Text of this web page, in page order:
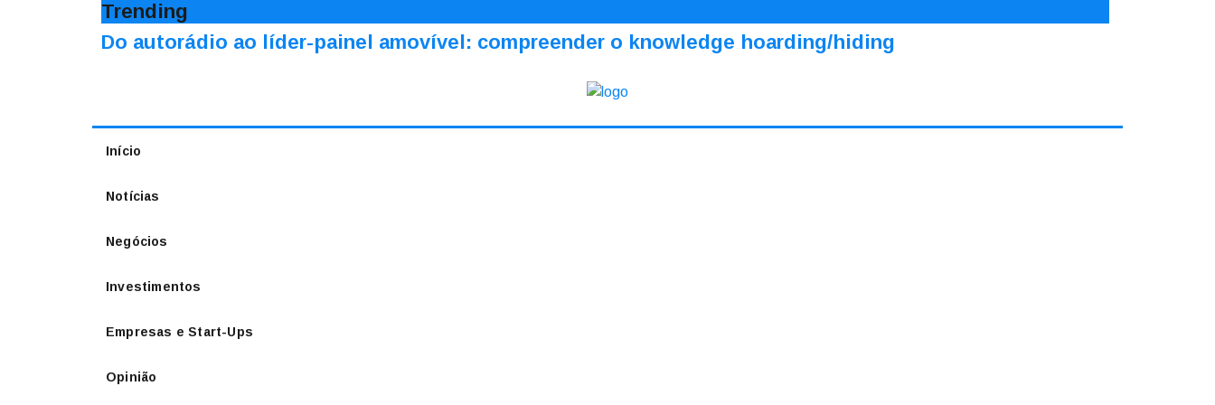
Trending
Do autorádio ao líder-painel amovível: compreender o knowledge hoarding/hiding
Início
Notícias
Negócios
Investimentos
Empresas e Start-Ups
Opinião